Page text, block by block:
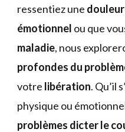
ressentiez une
émotionnel ou que
maladie, nous
profondes du
votre libération. Qu’il
physique ou
problèmes dicter le